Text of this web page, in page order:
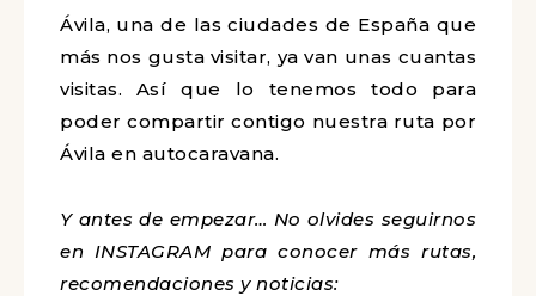
Ávila, una de las ciudades de España que
más nos gusta visitar, ya van unas cuantas
visitas. Así que lo tenemos todo para
poder compartir contigo nuestra ruta por
Ávila en autocaravana.
Y antes de empezar… No olvides seguirnos
en INSTAGRAM para conocer más rutas,
recomendaciones y noticias: